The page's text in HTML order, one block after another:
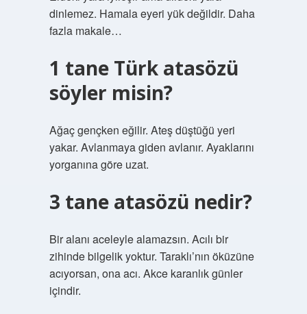
dinlemez. Hamala eyeri yük değildir. Daha
fazla makale…
1 tane Türk atasözü
söyler misin?
Ağaç gençken eğilir. Ateş düştüğü yeri
yakar. Avlanmaya giden avlanır. Ayaklarını
yorganına göre uzat.
3 tane atasözü nedir?
Bir alanı aceleyle alamazsın. Acılı bir
zihinde bilgelik yoktur. Taraklı’nın öküzüne
acıyorsan, ona acı. Akce karanlık günler
içindir.